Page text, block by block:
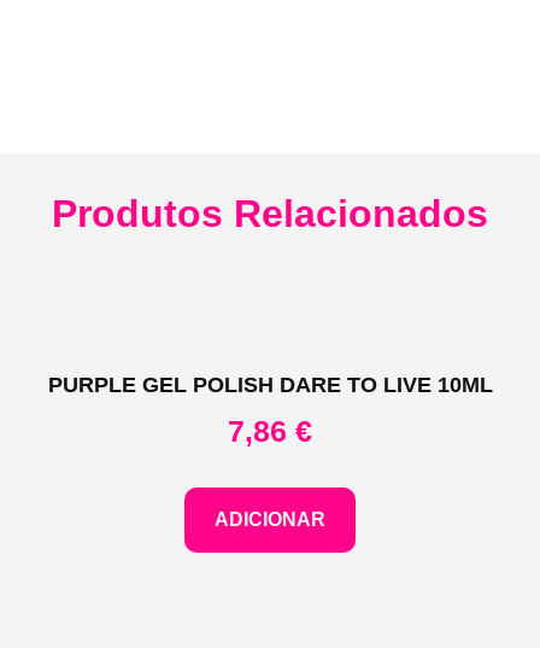
Produtos Relacionados
PURPLE GEL POLISH DARE TO LIVE 10ML
7,86 €
ADICIONAR